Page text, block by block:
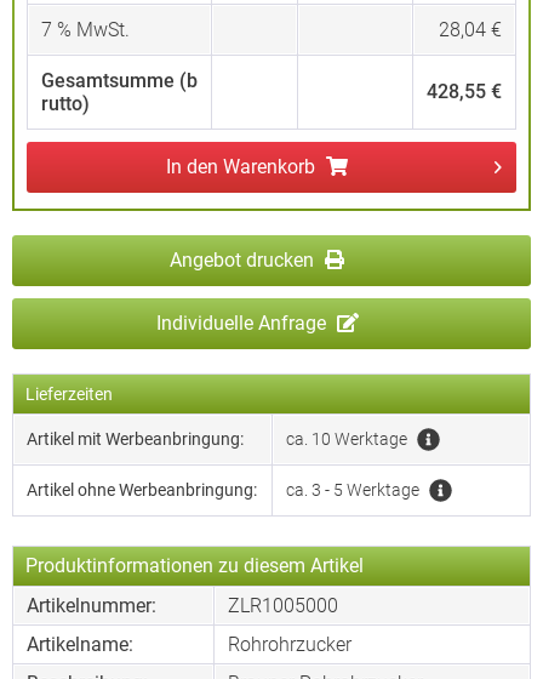
7 % MwSt. 28,04 €
Gesamtsumme (b
rutto)
428,55 €
In den Warenkorb
Angebot drucken
Individuelle Anfrage
Lieferzeiten
Artikel mit Werbeanbringung: ca. 10 Werktage
Artikel ohne Werbeanbringung: ca. 3 - 5 Werktage
Produktinformationen zu diesem Artikel
Artikelnummer:
ZLR1005000
Artikelname:
Rohrohrzucker